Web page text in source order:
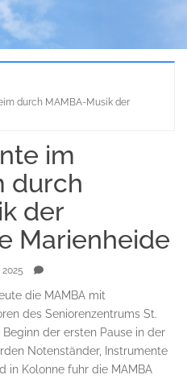
durch MAMBA-Musik der
im
durch
der
Marienheide
die MAMBA mit
des Seniorenzentrums St.
der ersten Pause in der
Notenständer, Instrumente
in Kolonne fuhr die MAMBA